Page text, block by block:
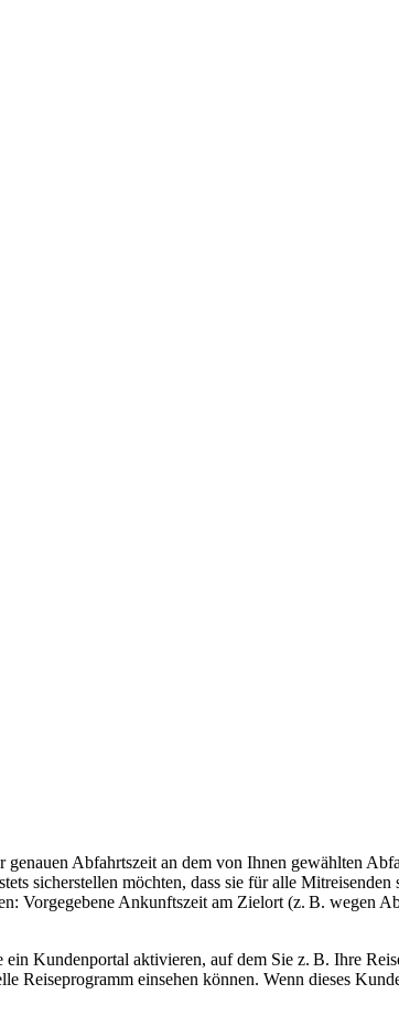
Abfahrtszeit an dem von Ihnen gewählten
sicherstellen möchten, dass sie für alle
Vorgegebene Ankunftszeit am Zielort (z. B. wegen
Kundenportal aktivieren, auf dem Sie z. B. Ihre
Reiseprogramm einsehen können. Wenn dieses